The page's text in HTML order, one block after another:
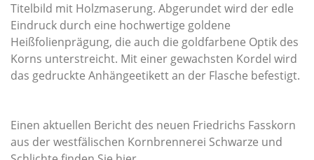
Titelbild mit Holzmaserung. Abgerundet wird der edle
Eindruck durch eine hochwertige goldene
Heißfolienprägung, die auch die goldfarbene Optik des
Korns unterstreicht. Mit einer gewachsten Kordel wird
das gedruckte Anhängeetikett an der Flasche befestigt.
Einen aktuellen Bericht des neuen Friedrichs Fasskorn
aus der westfälischen Kornbrennerei Schwarze und